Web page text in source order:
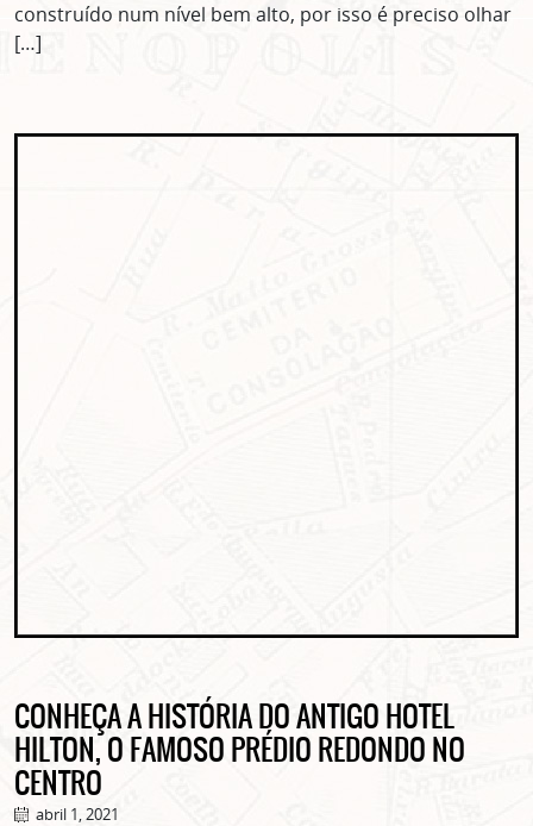
construído num nível bem alto, por isso é preciso olhar
[…]
CONHEÇA A HISTÓRIA DO ANTIGO HOTEL
HILTON, O FAMOSO PRÉDIO REDONDO NO
CENTRO
abril 1, 2021